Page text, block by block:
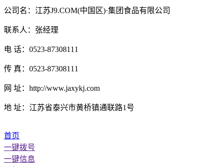
公司名：江苏J9.COM(中国区)·集团食品有限公司
联系人：张经理
电 话：0523-87308111
传 真：0523-87308111
网 址：http://www.jaxykj.com
地 址：江苏省泰兴市黄桥镇通联路1号
首页
一键拨号
一键信息